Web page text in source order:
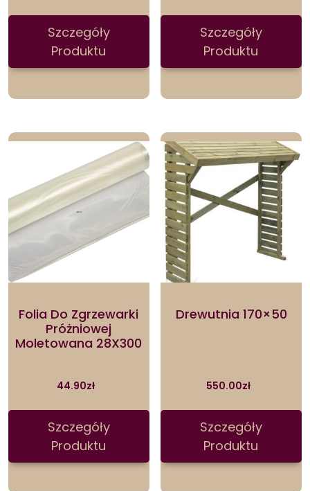
Szczegóły
Produktu
Szczegóły
Produktu
Folia Do Zgrzewarki
Próżniowej
Moletowana 28X300
44.90zł
Szczegóły
Produktu
Drewutnia 170×50
550.00zł
Szczegóły
Produktu